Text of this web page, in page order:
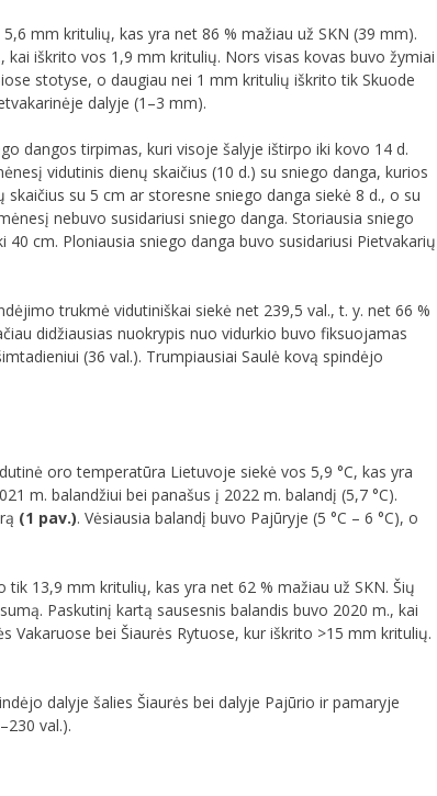
mm kritulių, kas yra net 86 % mažiau už SKN (39 mm).
iškrito vos 1,9 mm kritulių. Nors visas kovas buvo žymiai
stotyse, o daugiau nei 1 mm kritulių iškrito tik Skuode
dalyje (1–3 mm).
dangos tirpimas, kuri visoje šalyje ištirpo iki kovo 14 d.
vidutinis dienų skaičius (10 d.) su sniego danga, kurios
su 5 cm ar storesne sniego danga siekė 8 d., o su
nebuvo susidariusi sniego danga. Storiausia sniego
cm. Ploniausia sniego danga buvo susidariusi Pietvakarių
trukmė vidutiniškai siekė net 239,5 val., t. y. net 66 %
didžiausias nuokrypis nuo vidurkio buvo fiksuojamas
(36 val.). Trumpiausiai Saulė kovą spindėjo
oro temperatūra Lietuvoje siekė vos 5,9 °C, kas yra
m. balandžiui bei panašus į 2022 m. balandį (5,7 °C).
(1 pav.). Vėsiausia balandį buvo Pajūryje (5 °C – 6 °C), o
13,9 mm kritulių, kas yra net 62 % mažiau už SKN. Šių
Paskutinį kartą sausesnis balandis buvo 2020 m., kai
Vakaruose bei Šiaurės Rytuose, kur iškrito >15 mm kritulių.
dalyje šalies Šiaurės bei dalyje Pajūrio ir pamaryje
val.).